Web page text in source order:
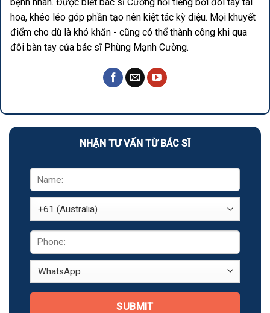
bệnh nhân. Được biết bác sĩ Cường nổi tiếng bởi đôi tay tài
hoa, khéo léo góp phần tạo nên kiệt tác kỳ diệu. Mọi khuyết
điểm cho dù là khó khăn - cũng có thể thành công khi qua
đôi bàn tay của bác sĩ Phùng Mạnh Cường.
NHẬN TƯ VẤN TỪ BÁC SĨ
SUBMIT